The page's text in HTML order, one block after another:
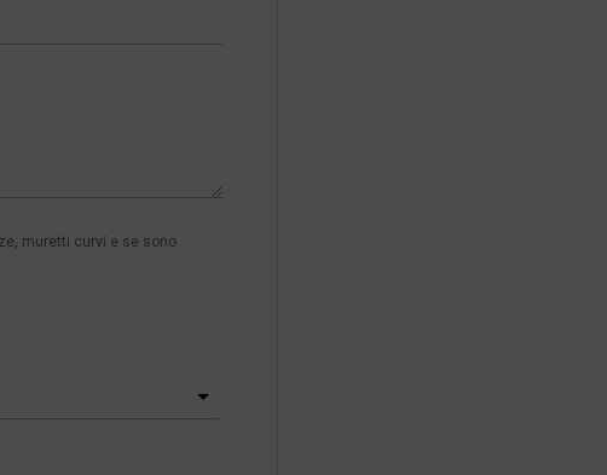
muretti curvi e se sono